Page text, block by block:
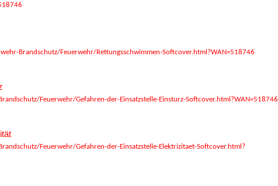
Brandschutz/Feuerwehr/Rettungsschwimmen-Softcover.html?WAN=518746
Feuerwehr/Gefahren-der-Einsatzstelle-Einsturz-Softcover.html?WAN=518746
Feuerwehr/Gefahren-der-Einsatzstelle-Elektrizitaet-Softcover.html?